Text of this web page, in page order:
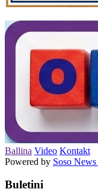
Ballina Video Kontakt
Powered by Soso News
Buletini